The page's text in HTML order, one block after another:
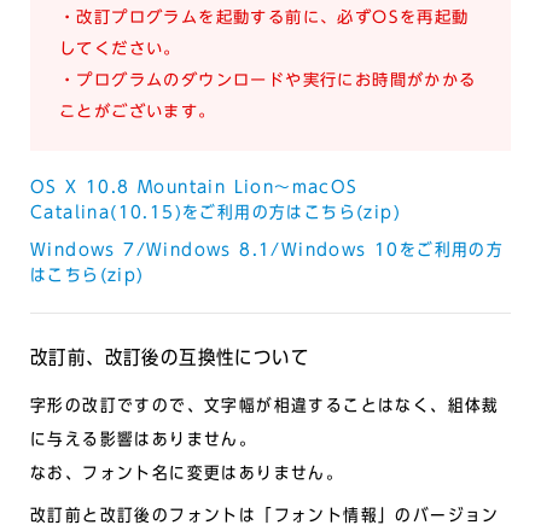
・改訂プログラムを起動する前に、必ずOSを再起動
してください。
・プログラムのダウンロードや実行にお時間がかかる
ことがございます。
OS X 10.8 Mountain Lion～macOS
Catalina(10.15)をご利用の方はこちら(zip)
Windows 7/Windows 8.1/Windows 10をご利用の方
はこちら(zip)
改訂前、改訂後の互換性について
字形の改訂ですので、文字幅が相違することはなく、組体裁
に与える影響はありません。
なお、フォント名に変更はありません。
改訂前と改訂後のフォントは「フォント情報」のバージョン